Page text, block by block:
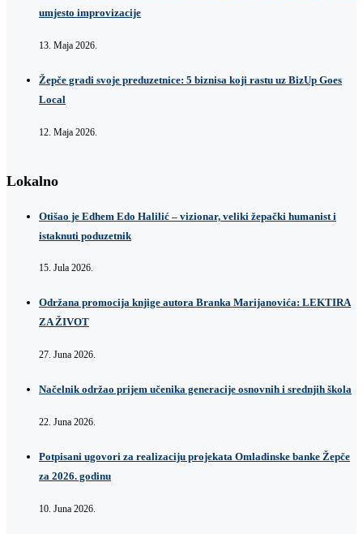
umjesto improvizacije
13. Maja 2026.
Žepče gradi svoje preduzetnice: 5 biznisa koji rastu uz BizUp Goes
Local
12. Maja 2026.
Lokalno
Otišao je Edhem Edo Halilić – vizionar, veliki žepački humanist i
istaknuti poduzetnik
15. Jula 2026.
Održana promocija knjige autora Branka Marijanovića: LEKTIRA
ZA ŽIVOT
27. Juna 2026.
Načelnik održao prijem učenika generacije osnovnih i srednjih škola
22. Juna 2026.
Potpisani ugovori za realizaciju projekata Omladinske banke Žepče
za 2026. godinu
10. Juna 2026.